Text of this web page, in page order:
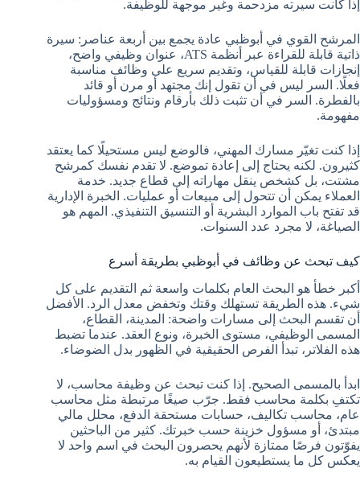
إذا كانت سيرته مزدحمة وغير موجهة للوظيفة.
المرشح القوي في أبوظبي عادة يجمع بين أربعة عناصر: سيرة
ذاتية قابلة للقراءة عبر أنظمة ATS، عنوان وظيفي واضح،
إنجازات قابلة للقياس، وتقديم سريع على وظائف مناسبة
فعلًا. السر ليس في أن تقول إنك مجتهد أو مرن أو قائد
بالفطرة. السر في أن تثبت ذلك بأرقام ونتائج ومسؤوليات
مفهومة.
إذا كنت تغيّر مسارك المهني، فالوضع ليس مستحيلًا كما يعتقد
كثيرون. لكنه يحتاج إلى إعادة تموضع. لا تقدم نفسك كمرشح
مشتت، بل كشخص ينقل مهاراته إلى قطاع جديد. خدمة
العملاء يمكن أن تتحول إلى مبيعات أو عمليات. الخبرة الإدارية
قد تفتح باب الموارد البشرية أو التنسيق التنفيذي. المهم هو
الصياغة، لا مجرد عدد السنوات.
كيف تبحث عن وظائف في أبوظبي بطريقة أسرع
أكبر خطأ هو البحث العام بكلمات واسعة ثم التقديم على كل
شيء. هذه الطريقة تستهلك وقتك وتخفض معدل الرد. الأفضل
أن تقسم البحث إلى مسارات واضحة: المدينة، القطاع،
المسمى الوظيفي، مستوى الخبرة، ونوع العقد. عندما تضبط
هذه الفلاتر، تبدأ الفرص الحقيقية في الظهور بدل الضوضاء.
ابدأ بالمسمى الصحيح. إذا كنت تبحث عن وظيفة محاسب، لا
تكتفِ بكلمة محاسب فقط. جرّب صيغًا مرتبطة مثل محاسب
عام، محاسب تكاليف، حسابات مستحقة الدفع، محلل مالي
مبتدئ، أو مسؤول خزينة حسب خبرتك. كثير من الباحثين
يفوّتون فرصًا ممتازة لأنهم يحصرون البحث في اسم واحد لا
يعكس كل ما يستطيعون القيام به.